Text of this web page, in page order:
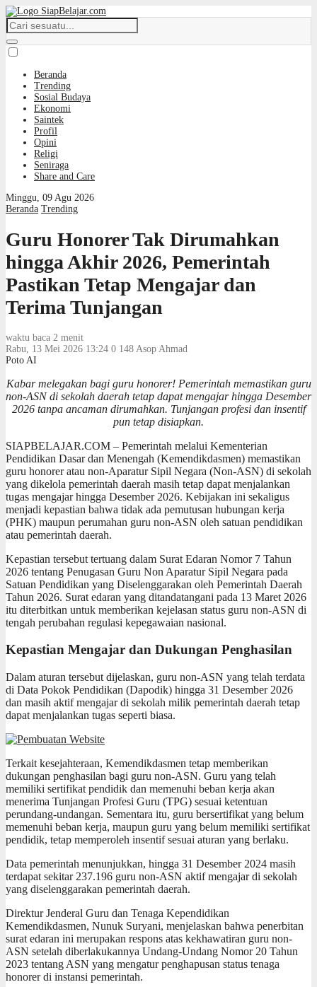
Beranda
Trending
Sosial Budaya
Ekonomi
Saintek
Profil
Opini
Religi
Seniraga
Share and Care
Minggu, 09 Agu 2026
Beranda Trending
Guru Honorer Tak Dirumahkan
hingga Akhir 2026, Pemerintah
Pastikan Tetap Mengajar dan
Terima Tunjangan
waktu baca 2 menit
Rabu, 13 Mei 2026 13:24 0 148 Asop Ahmad
Poto AI
Kabar melegakan bagi guru honorer! Pemerintah memastikan guru
non-ASN di sekolah daerah tetap dapat mengajar hingga Desember
2026 tanpa ancaman dirumahkan. Tunjangan profesi dan insentif
pun tetap disiapkan.
SIAPBELAJAR.COM – Pemerintah melalui Kementerian
Pendidikan Dasar dan Menengah (Kemendikdasmen) memastikan
guru honorer atau non-Aparatur Sipil Negara (Non-ASN) di sekolah
yang dikelola pemerintah daerah masih tetap dapat menjalankan
tugas mengajar hingga Desember 2026. Kebijakan ini sekaligus
menjadi kepastian bahwa tidak ada pemutusan hubungan kerja
(PHK) maupun perumahan guru non-ASN oleh satuan pendidikan
atau pemerintah daerah.
Kepastian tersebut tertuang dalam Surat Edaran Nomor 7 Tahun
2026 tentang Penugasan Guru Non Aparatur Sipil Negara pada
Satuan Pendidikan yang Diselenggarakan oleh Pemerintah Daerah
Tahun 2026. Surat edaran yang ditandatangani pada 13 Maret 2026
itu diterbitkan untuk memberikan kejelasan status guru non-ASN di
tengah perubahan regulasi kepegawaian nasional.
Kepastian Mengajar dan Dukungan Penghasilan
Dalam aturan tersebut dijelaskan, guru non-ASN yang telah terdata
di Data Pokok Pendidikan (Dapodik) hingga 31 Desember 2026
dan masih aktif mengajar di sekolah milik pemerintah daerah tetap
dapat menjalankan tugas seperti biasa.
Terkait kesejahteraan, Kemendikdasmen tetap memberikan
dukungan penghasilan bagi guru non-ASN. Guru yang telah
memiliki sertifikat pendidik dan memenuhi beban kerja akan
menerima Tunjangan Profesi Guru (TPG) sesuai ketentuan
perundang-undangan. Sementara itu, guru bersertifikat yang belum
memenuhi beban kerja, maupun guru yang belum memiliki sertifikat
pendidik, tetap memperoleh insentif sesuai aturan yang berlaku.
Data pemerintah menunjukkan, hingga 31 Desember 2024 masih
terdapat sekitar 237.196 guru non-ASN aktif mengajar di sekolah
yang diselenggarakan pemerintah daerah.
Direktur Jenderal Guru dan Tenaga Kependidikan
Kemendikdasmen, Nunuk Suryani, menjelaskan bahwa penerbitan
surat edaran ini merupakan respons atas kekhawatiran guru non-
ASN setelah diberlakukannya Undang-Undang Nomor 20 Tahun
2023 tentang ASN yang mengatur penghapusan status tenaga
honorer di instansi pemerintah.